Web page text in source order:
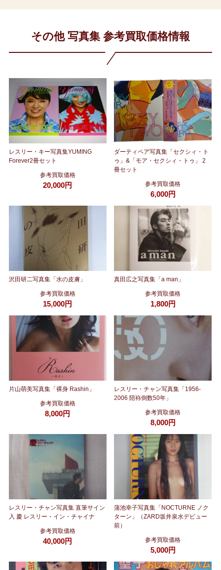
その他 写真集 参考買取価格情報
レスリー・キー写真集YUMING
Forever2冊セット
参考買取価格
20,000円
ダーティペア写真集「セクシィ・ト
ゥ」&「モア・セクシィ・トゥ」 2
冊セット
参考買取価格
6,000円
沢田研二写真集「水の皮膚」
参考買取価格
15,000円
真田広之写真集「a man」
参考買取価格
1,800円
片山萌美写真集「裸身 Rashin」
参考買取価格
8,000円
レスリー・チャン写真集「1956-
2006 陪袮倒数50年」
参考買取価格
8,000円
レスリー・チャン写真集 直筆サイン
入 慶 レスリー・イン・チャイナ
参考買取価格
40,000円
蒲池幸子写真集「NOCTURNE ノク
ターン」（ZARD坂井泉水デビュー
前）
参考買取価格
5,000円